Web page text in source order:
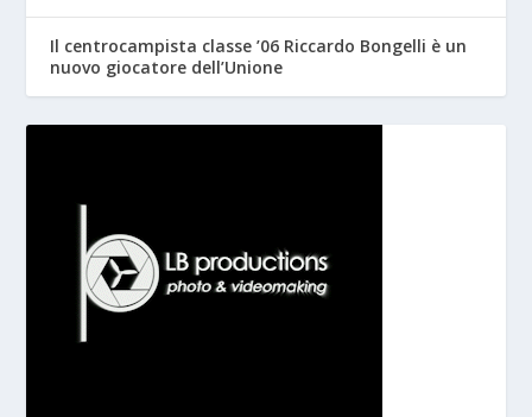
Il centrocampista classe ’06 Riccardo Bongelli è un
nuovo giocatore dell’Unione